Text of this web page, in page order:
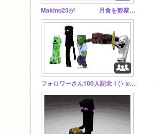
Makino23が 月食を観察してみた！
フォロワーさん100人記念！( •̀ ω •́ )✧